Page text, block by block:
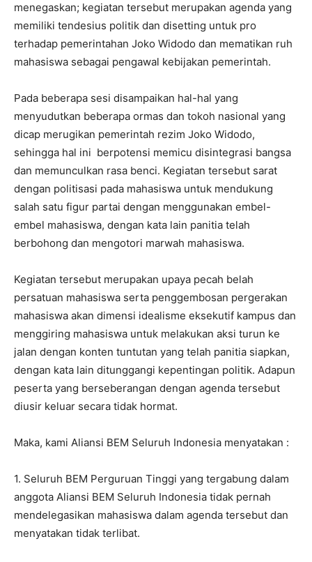
menegaskan; kegiatan tersebut merupakan agenda yang
memiliki tendesius politik dan disetting untuk pro
terhadap pemerintahan Joko Widodo dan mematikan ruh
mahasiswa sebagai pengawal kebijakan pemerintah.
Pada beberapa sesi disampaikan hal-hal yang
menyudutkan beberapa ormas dan tokoh nasional yang
dicap merugikan pemerintah rezim Joko Widodo,
sehingga hal ini berpotensi memicu disintegrasi bangsa
dan memunculkan rasa benci. Kegiatan tersebut sarat
dengan politisasi pada mahasiswa untuk mendukung
salah satu figur partai dengan menggunakan embel-
embel mahasiswa, dengan kata lain panitia telah
berbohong dan mengotori marwah mahasiswa.
Kegiatan tersebut merupakan upaya pecah belah
persatuan mahasiswa serta penggembosan pergerakan
mahasiswa akan dimensi idealisme eksekutif kampus dan
menggiring mahasiswa untuk melakukan aksi turun ke
jalan dengan konten tuntutan yang telah panitia siapkan,
dengan kata lain ditunggangi kepentingan politik. Adapun
peserta yang berseberangan dengan agenda tersebut
diusir keluar secara tidak hormat.
Maka, kami Aliansi BEM Seluruh Indonesia menyatakan :
1. Seluruh BEM Perguruan Tinggi yang tergabung dalam
anggota Aliansi BEM Seluruh Indonesia tidak pernah
mendelegasikan mahasiswa dalam agenda tersebut dan
menyatakan tidak terlibat.